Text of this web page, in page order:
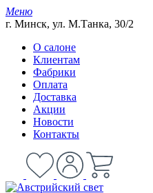
Меню
г. Минск, ул. М.Танка, 30/2
О салоне
Клиентам
Фабрики
Оплата
Доставка
Акции
Новости
Контакты